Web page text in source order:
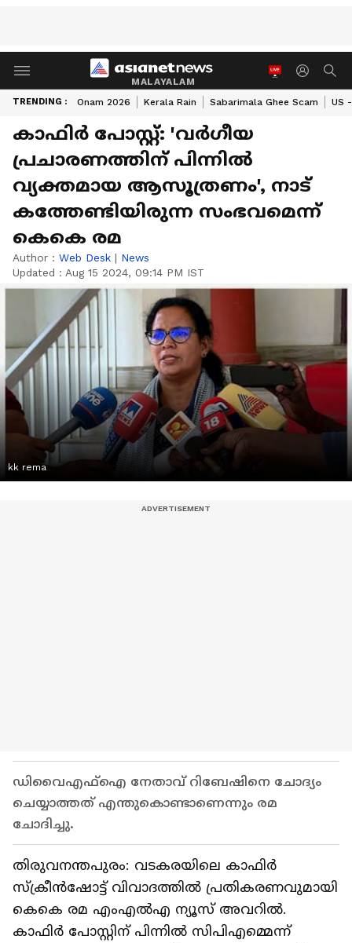
MALAYALAM
TRENDING : Onam 2026 Kerala Rain Sabarimala Ghee Scam US
കാഫിർ പോസ്റ്റ്: 'വർ​ഗീയ
പ്രചാരണത്തിന് പിന്നിൽ
വ്യക്തമായ ആസൂത്രണം', നാട്
കത്തേണ്ടിയിരുന്ന സംഭവമെന്ന്
കെകെ രമ
Author : Web Desk | News
Updated : Aug 15 2024, 09:14 PM IST
kk rema
ഡിവൈഎഫ്ഐ നേതാവ് റിബേഷിനെ ചോദ്യം
ചെയ്യാത്തത് എന്തുകൊണ്ടാണെന്നും രമ
ചോദിച്ചു.
തിരുവനന്തപുരം: വടകരയിലെ കാഫിര്‍
സ്ക്രീൻഷോട്ട് വിവാദത്തില്‍ പ്രതികരണവുമായി
കെകെ രമ എംഎൽഎ ന്യൂസ് അവറിൽ.
കാഫിർ പോസ്റ്റിന് പിന്നിൽ സിപിഎമ്മെന്ന്